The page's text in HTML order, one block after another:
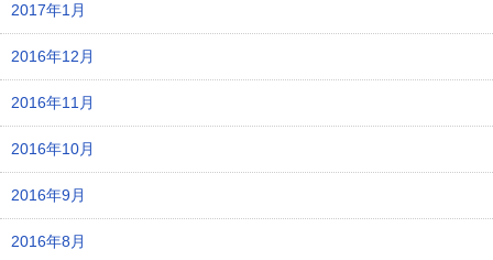
2017年1月
2016年12月
2016年11月
2016年10月
2016年9月
2016年8月